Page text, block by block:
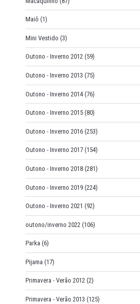
Maiô (1)
Mini Vestido (3)
Outono - Inverno 2012 (59)
Outono - Inverno 2013 (75)
Outono - Inverno 2014 (76)
Outono - Inverno 2015 (80)
Outono - Inverno 2016 (253)
Outono - Inverno 2017 (154)
Outono - Inverno 2018 (281)
Outono - Inverno 2019 (224)
Outono - Inverno 2021 (92)
outono/inverno 2022 (106)
Parka (6)
Pijama (17)
Primavera - Verão 2012 (2)
Primavera - Verão 2013 (125)